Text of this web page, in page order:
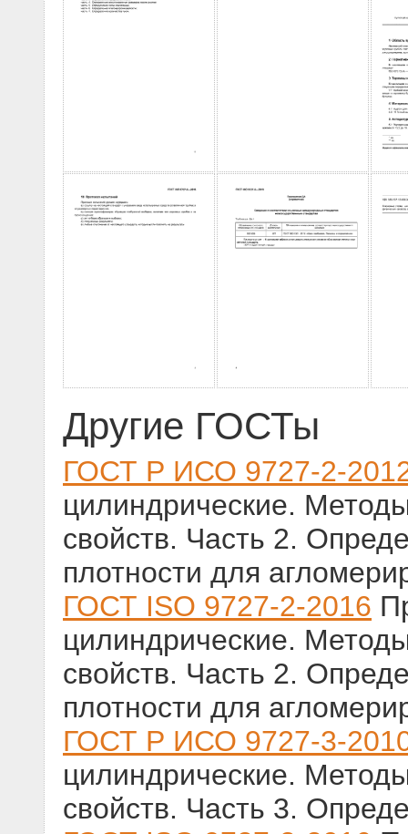
Другие ГОСТы
ГОСТ Р ИСО 9727-2-
цилиндрические.
свойств. Часть 2.
плотности для
ГОСТ ISO 9727-2-2016
цилиндрические.
свойств. Часть 2.
плотности для
ГОСТ Р ИСО 9727-3-
цилиндрические.
свойств. Часть 3.